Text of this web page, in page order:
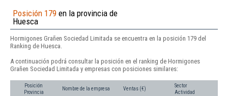
Posición 179 en la provincia de
Huesca
Hormigones Grañen Sociedad Limitada se encuentra en la posición 179 del
Ranking de Huesca.
A continuación podrá consultar la posición en el ranking de Hormigones
Grañen Sociedad Limitada y empresas con posiciones similares:
Posición
Provincia
Nombre de la empresa Ventas (€)
Sector
Actividad